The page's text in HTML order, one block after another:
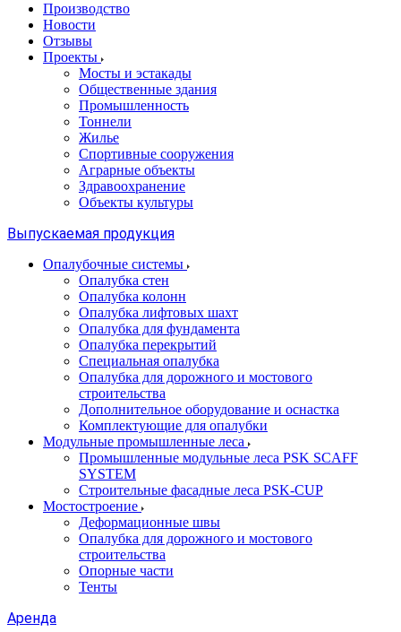
Производство
Новости
Отзывы
Проекты
Мосты и эстакады
Общественные здания
Промышленность
Тоннели
Жилье
Спортивные сооружения
Аграрные объекты
Здравоохранение
Объекты культуры
Выпускаемая продукция
Опалубочные системы
Опалубка стен
Опалубка колонн
Опалубка лифтовых шахт
Опалубка для фундамента
Опалубка перекрытий
Специальная опалубка
Опалубка для дорожного и мостового
строительства
Дополнительное оборудование и оснастка
Комплектующие для опалубки
Модульные промышленные леса
Промышленные модульные леса PSK SCAFF
SYSTEM
Строительные фасадные леса PSK-CUP
Мостостроение
Деформационные швы
Опалубка для дорожного и мостового
строительства
Опорные части
Тенты
Аренда